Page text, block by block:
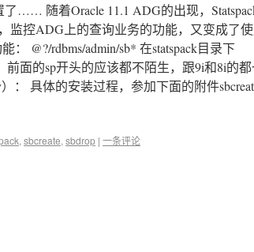
…… 随着Oracle 11.1 ADG的出现，
控ADG上的查询业务的功能，又变成了
@?/rdbms/admin/sb* 在statspack目录下
前面的sp开头的应该都不陌生，跟9i和8i的
： 具体的安装过程，参加下面的附件
, sbcreate, sbdrop | 一条评论